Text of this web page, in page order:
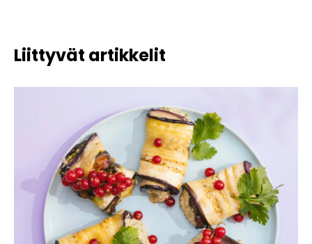
Liittyvät artikkelit